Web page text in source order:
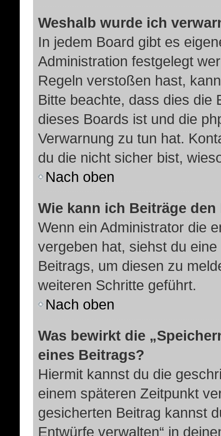
Weshalb wurde ich
In jedem Board gibt es
Administration festgelegt
Regeln verstoßen hast,
Bitte beachte, dass dies die
dieses Boards ist und die
Verwarnung zu tun hat.
du die nicht sicher bist,
Nach oben
Wie kann ich Beiträge
Wenn ein Administrator die
vergeben hat, siehst du
Beitrags, um diesen zu
weiteren Schritte geführt.
Nach oben
Was bewirkt die
eines Beitrags?
Hiermit kannst du die
einem späteren Zeitpunkt
gesicherten Beitrag kannst
Entwürfe verwalten“ in